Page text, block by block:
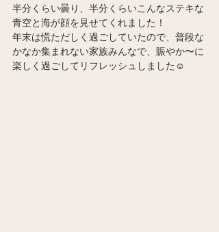
半分くらい曇り、半分くらいこんなステキな
青空と海が顔を見せてくれました！
年末は慌ただしく過ごしていたので、普段な
かなか集まれない家族みんなで、賑やか〜に
楽しく過ごしてリフレッシュしました☺️